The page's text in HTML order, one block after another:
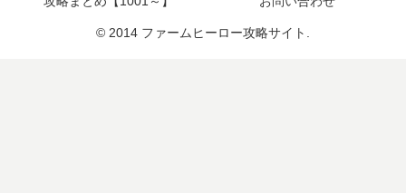
© 2014 ファームヒーロー攻略サイト.